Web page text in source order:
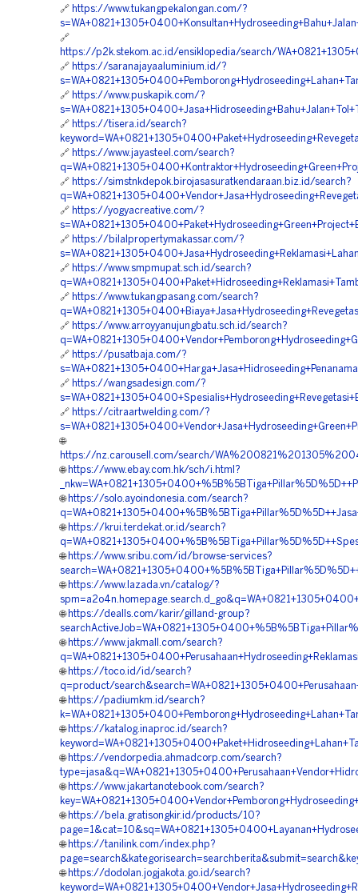
🔗 https://www.tukangpekalongan.com/?
🔗
https://p2k.stekom.ac.id/ensiklopedia/search/
🔗 https://saranajayaaluminium.id/?
🔗 https://www.puskapik.com/?
🔗 https://tisera.id/search?
🔗 https://www.jayasteel.com/search?
🔗 https://simstnkdepok.birojasasuratkendaraan.biz.id/search?
🔗 https://yogyacreative.com/?
🔗 https://bilalpropertymakassar.com/?
🔗 https://www.smpmupat.sch.id/search?
🔗 https://www.tukangpasang.com/search?
🔗 https://www.arroyyanujungbatu.sch.id/search?
🔗 https://pusatbaja.com/?
🔗 https://wangsadesign.com/?
🔗 https://citraartwelding.com/?
🌐
https://nz.carousell.com/search/
🌐 https://www.ebay.com.hk/sch/i.html?
🌐 https://solo.ayoindonesia.com/search?
🌐 https://krui.terdekat.or.id/search?
🌐 https://www.sribu.com/id/browse-services?
🌐 https://www.lazada.vn/catalog/?
🌐 https://dealls.com/karir/gilland-group?
🌐 https://www.jakmall.com/search?
🌐 https://toco.id/id/search?
q=product/
🌐 https://padiumkm.id/search?
🌐 https://katalog.inaproc.id/search?
🌐 https://vendorpedia.ahmadcorp.com/search?
🌐 https://www.jakartanotebook.com/search?
🌐 https://bela.gratisongkir.id/products/10?
🌐 https://tanilink.com/index.php?
🌐 https://dodolan.jogjakota.go.id/search?